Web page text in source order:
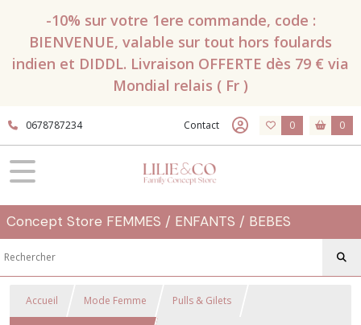
-10% sur votre 1ere commande, code :
BIENVENUE, valable sur tout hors foulards
indien et DIDDL. Livraison OFFERTE dès 79 € via
Mondial relais ( Fr )
0678787234 Contact 0 0
Concept Store FEMMES / ENFANTS / BEBES
Accueil Mode Femme Pulls & Gilets